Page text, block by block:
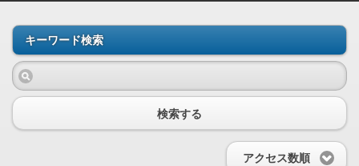
キーワード検索
検索する
アクセス数順